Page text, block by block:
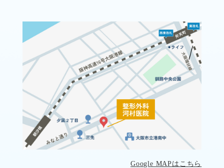
Google MAPはこちら